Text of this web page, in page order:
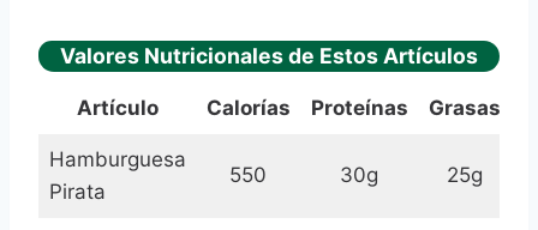
Valores Nutricionales de Estos Artículos
Artículo Calorías Proteínas Grasas
Hamburguesa
Pirata
550 30g 25g